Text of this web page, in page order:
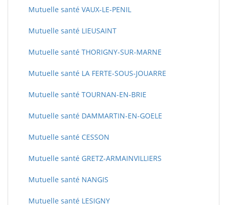
Mutuelle santé VAUX-LE-PENIL
Mutuelle santé LIEUSAINT
Mutuelle santé THORIGNY-SUR-MARNE
Mutuelle santé LA FERTE-SOUS-JOUARRE
Mutuelle santé TOURNAN-EN-BRIE
Mutuelle santé DAMMARTIN-EN-GOELE
Mutuelle santé CESSON
Mutuelle santé GRETZ-ARMAINVILLIERS
Mutuelle santé NANGIS
Mutuelle santé LESIGNY